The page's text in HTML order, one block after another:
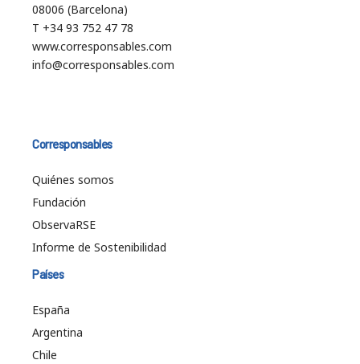
08006 (Barcelona)
T +34 93 752 47 78
www.corresponsables.com
info@corresponsables.com
Corresponsables
Quiénes somos
Fundación
ObservaRSE
Informe de Sostenibilidad
Países
España
Argentina
Chile